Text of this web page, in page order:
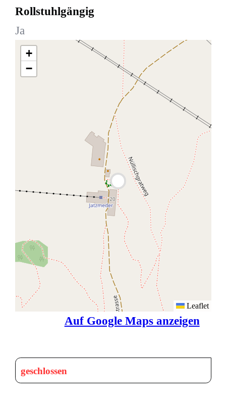
Rollstuhlgängig
Ja
+
−
Leaflet
Auf Google Maps anzeigen
geschlossen